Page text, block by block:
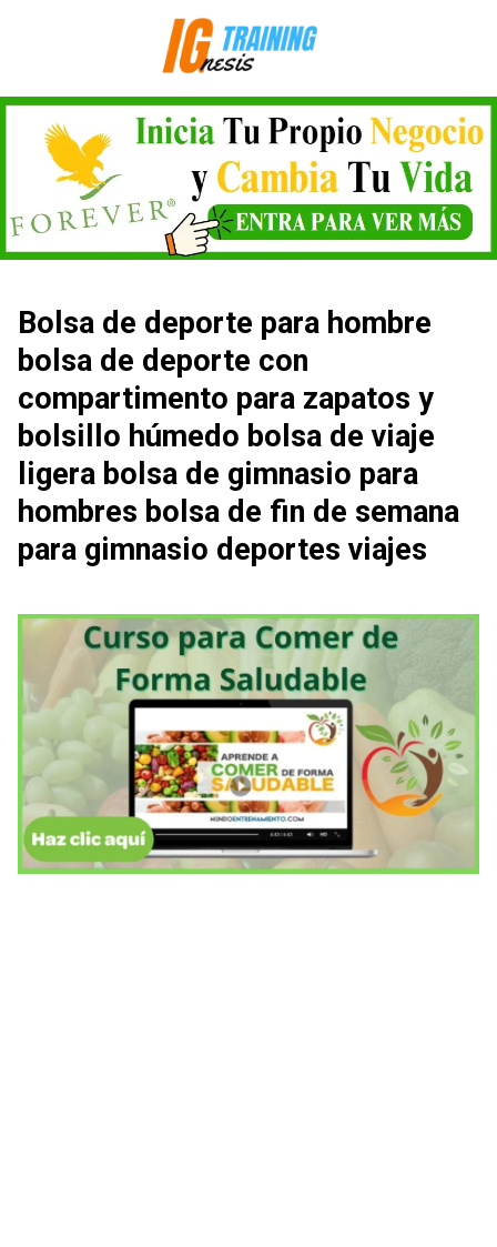
Bolsa de deporte para hombre
bolsa de deporte con
compartimento para zapatos y
bolsillo húmedo bolsa de viaje
ligera bolsa de gimnasio para
hombres bolsa de fin de semana
para gimnasio deportes viajes